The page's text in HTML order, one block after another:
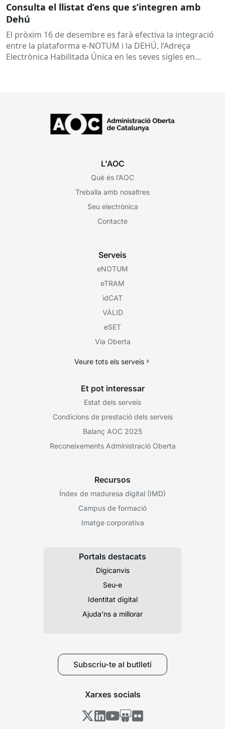
Consulta el llistat d’ens que s’integren amb
Dehú
El pròxim 16 de desembre es farà efectiva la integració
entre la plataforma e-NOTUM i la DEHÚ, l’Adreça
Electrònica Habilitada Única en les seves sigles en...
L'AOC
Què és l’AOC
Treballa amb nosaltres
Seu electrònica
Contacte
Serveis
eNOTUM
eTRAM
idCAT
VÀLID
eSET
Via Oberta
Veure tots els serveis
Et pot interessar
Estat dels serveis
Condicions de prestació dels serveis
Balanç AOC 2025
Reconeixements Administració Oberta
Recursos
Índex de maduresa digital (IMD)
Campus de formació
Imatge corporativa
Portals destacats
Digicanvis
Seu-e
Identitat digital
Ajuda’ns a millorar
Subscriu-te al butlletí
Xarxes socials